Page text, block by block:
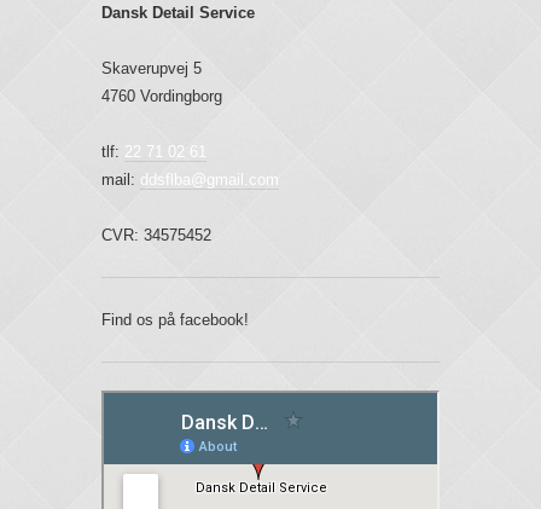
Dansk Detail Service
Skaverupvej 5
4760 Vordingborg
tlf: 22 71 02 61
mail: ddsflba@gmail.com
CVR: 34575452
Find os på facebook!